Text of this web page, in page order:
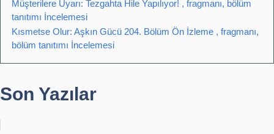
Müşterilere Uyarı: Tezgahta Hile Yapılıyor! , fragmanı, bölüm
tanıtımı İncelemesi
Kısmetse Olur: Aşkın Gücü 204. Bölüm Ön İzleme , fragmanı,
bölüm tanıtımı İncelemesi
Son Yazılar